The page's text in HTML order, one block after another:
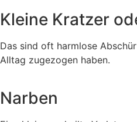
Kleine Kratzer
Das sind oft harmlose
Alltag zugezogen haben.
Narben